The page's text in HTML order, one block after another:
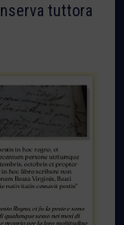
tuttora